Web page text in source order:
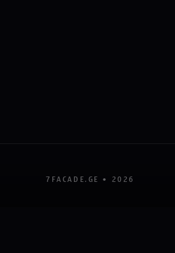
7FACADE.GE • 2026